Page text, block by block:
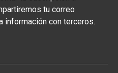
tu correo
información con terceros.